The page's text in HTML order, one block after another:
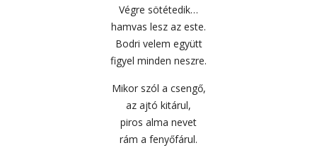
Végre sötétedik…
hamvas lesz az este.
Bodri velem együtt
figyel minden neszre.
Mikor szól a csengő,
az ajtó kitárul,
piros alma nevet
rám a fenyőfárul.